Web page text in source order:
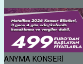
ANYMA KONSERİ